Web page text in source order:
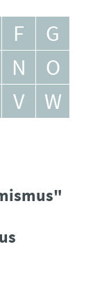
F
G
N
O
V
W